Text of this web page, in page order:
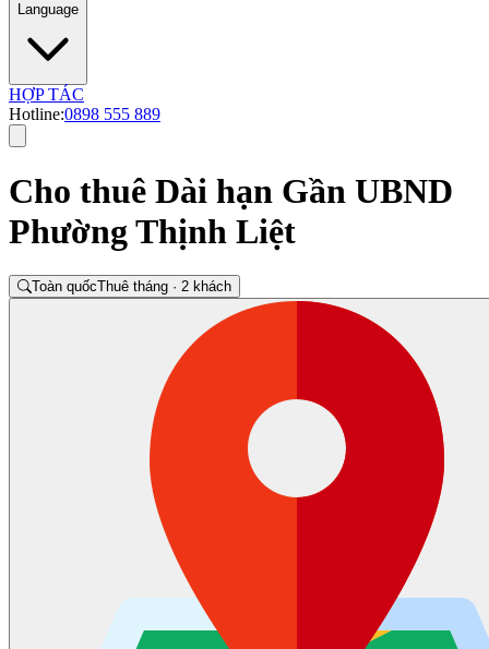
Language
HỢP TÁC
Hotline:0898 555 889
Cho thuê Dài hạn Gần UBND
Phường Thịnh Liệt
Toàn quốcThuê tháng · 2 khách